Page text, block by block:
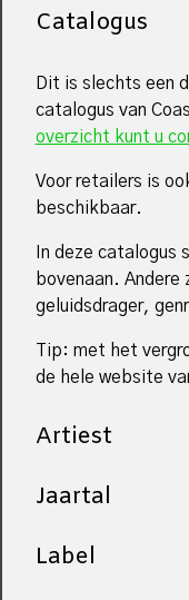
Catalogus
Dit is slechts een
catalogus van
overzicht kunt u
Voor retailers is
beschikbaar.
In deze catalogus
bovenaan.
geluidsdrager,
Tip: met het
de hele website
Artiest
Jaartal
Label